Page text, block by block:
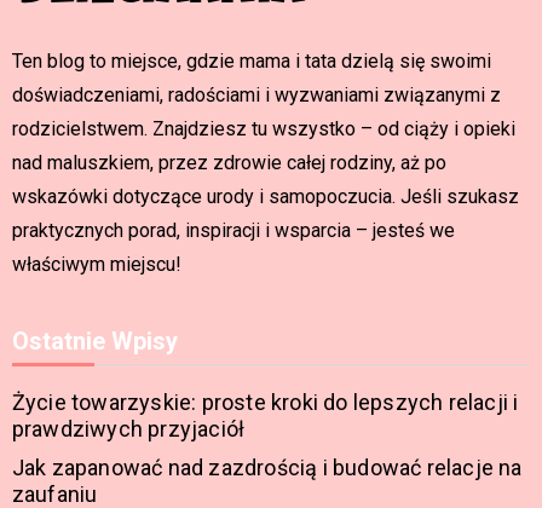
Ten blog to miejsce, gdzie mama i tata dzielą się swoimi
doświadczeniami, radościami i wyzwaniami związanymi z
rodzicielstwem. Znajdziesz tu wszystko – od ciąży i opieki
nad maluszkiem, przez zdrowie całej rodziny, aż po
wskazówki dotyczące urody i samopoczucia. Jeśli szukasz
praktycznych porad, inspiracji i wsparcia – jesteś we
właściwym miejscu!
Ostatnie Wpisy
Życie towarzyskie: proste kroki do lepszych relacji i
prawdziwych przyjaciół
Jak zapanować nad zazdrością i budować relacje na
zaufaniu